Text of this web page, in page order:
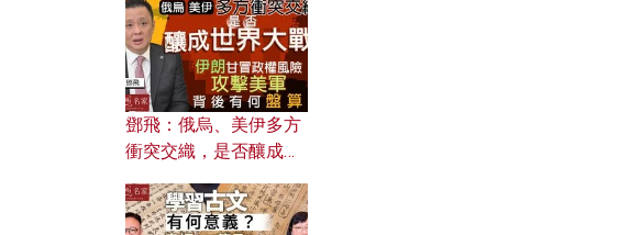
何避免遭AI演算法操
控？
鄧飛：俄烏、美伊多方
衝突交織，是否釀成世
風險攻擊美軍，背後有
何盤算？